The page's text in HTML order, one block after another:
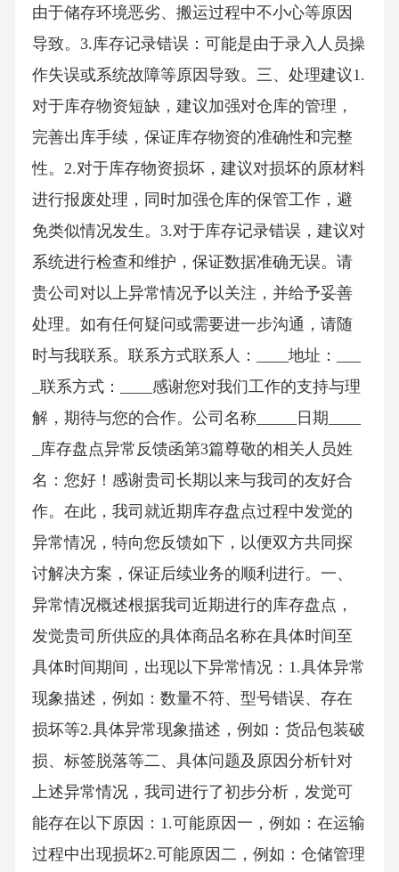
由于储存环境恶劣、搬运过程中不小心等原因
导致。3.库存记录错误：可能是由于录入人员操
作失误或系统故障等原因导致。三、处理建议1.
对于库存物资短缺，建议加强对仓库的管理，
完善出库手续，保证库存物资的准确性和完整
性。2.对于库存物资损坏，建议对损坏的原材料
进行报废处理，同时加强仓库的保管工作，避
免类似情况发生。3.对于库存记录错误，建议对
系统进行检查和维护，保证数据准确无误。请
贵公司对以上异常情况予以关注，并给予妥善
处理。如有任何疑问或需要进一步沟通，请随
时与我联系。联系方式联系人：____地址：___
_联系方式：____感谢您对我们工作的支持与理
解，期待与您的合作。公司名称_____日期____
_库存盘点异常反馈函第3篇尊敬的相关人员姓
名：您好！感谢贵司长期以来与我司的友好合
作。在此，我司就近期库存盘点过程中发觉的
异常情况，特向您反馈如下，以便双方共同探
讨解决方案，保证后续业务的顺利进行。一、
异常情况概述根据我司近期进行的库存盘点，
发觉贵司所供应的具体商品名称在具体时间至
具体时间期间，出现以下异常情况：1.具体异常
现象描述，例如：数量不符、型号错误、存在
损坏等2.具体异常现象描述，例如：货品包装破
损、标签脱落等二、具体问题及原因分析针对
上述异常情况，我司进行了初步分析，发觉可
能存在以下原因：1.可能原因一，例如：在运输
过程中出现损坏2.可能原因二，例如：仓储管理